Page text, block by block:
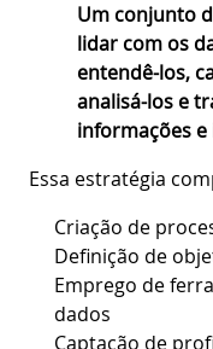
Um conjunto
lidar com os
entendê-los,
analisá-los e
informações
Essa estratégia
Criação de
Definição de
Emprego de
dados
Captação de